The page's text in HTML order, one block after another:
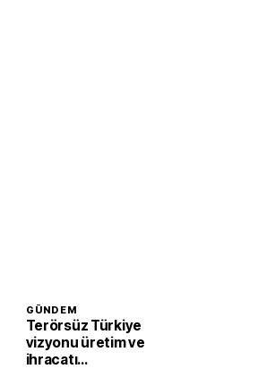
GÜNDEM
Terörsüz Türkiye
vizyonu üretim ve
ihracatı